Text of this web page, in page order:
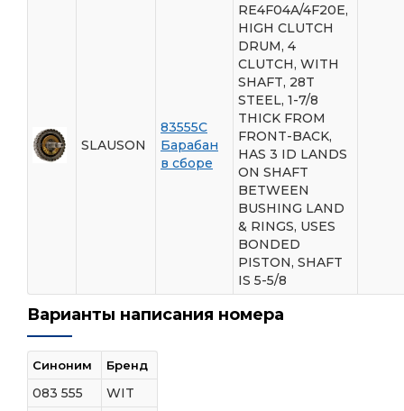
SLAUSON
83555C
Барабан
в сборе
RE4F04A/4F20E,
HIGH CLUTCH
DRUM, 4
CLUTCH, WITH
SHAFT, 28T
STEEL, 1-7/8
THICK FROM
FRONT-BACK,
HAS 3 ID LANDS
ON SHAFT
BETWEEN
BUSHING LAND
& RINGS, USES
BONDED
PISTON, SHAFT
IS 5-5/8
Варианты написания номера
Синоним Бренд
083 555
WIT